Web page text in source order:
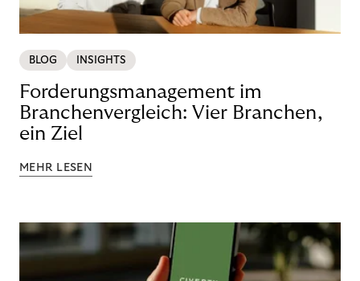
BLOG INSIGHTS
Forderungsmanagement im
Branchenvergleich: Vier Branchen,
ein Ziel
MEHR LESEN